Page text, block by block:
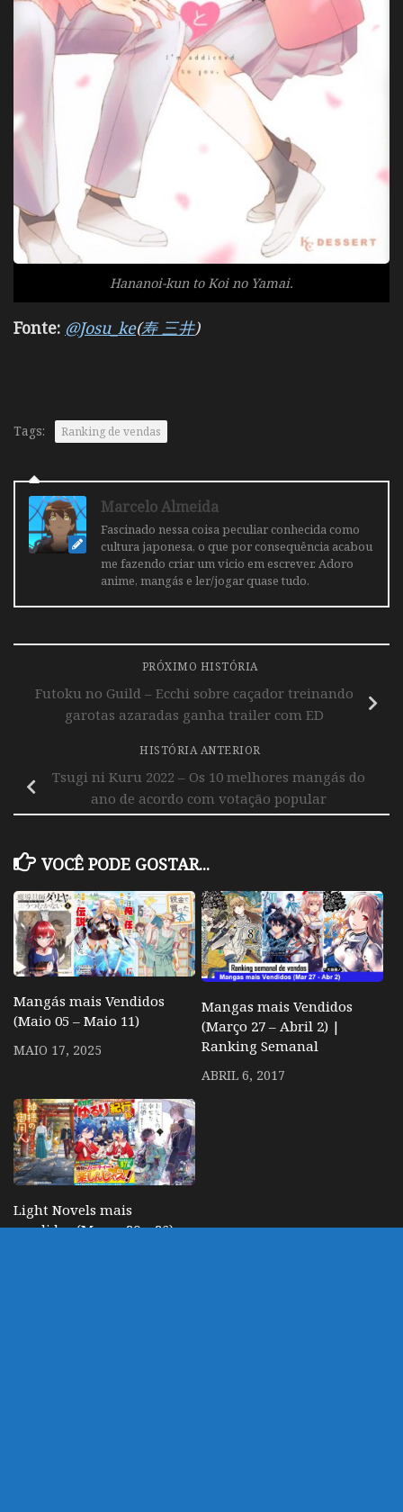
Hananoi-kun to Koi no Yamai.
Fonte: @Josu_ke(寿 三井)
Tags: Ranking de vendas
Marcelo Almeida
Fascinado nessa coisa peculiar conhecida como
cultura japonesa, o que por consequência acabou
me fazendo criar um vicio em escrever. Adoro
anime, mangás e ler/jogar quase tudo.
PRÓXIMO HISTÓRIA
Futoku no Guild – Ecchi sobre caçador treinando
garotas azaradas ganha trailer com ED
HISTÓRIA ANTERIOR
Tsugi ni Kuru 2022 – Os 10 melhores mangás do
ano de acordo com votação popular
VOCÊ PODE GOSTAR...
Mangás mais Vendidos
(Maio 05 – Maio 11)
MAIO 17, 2025
Mangas mais Vendidos
(Março 27 – Abril 2) |
Ranking Semanal
ABRIL 6, 2017
Light Novels mais
vendidas (Março 20 – 26)